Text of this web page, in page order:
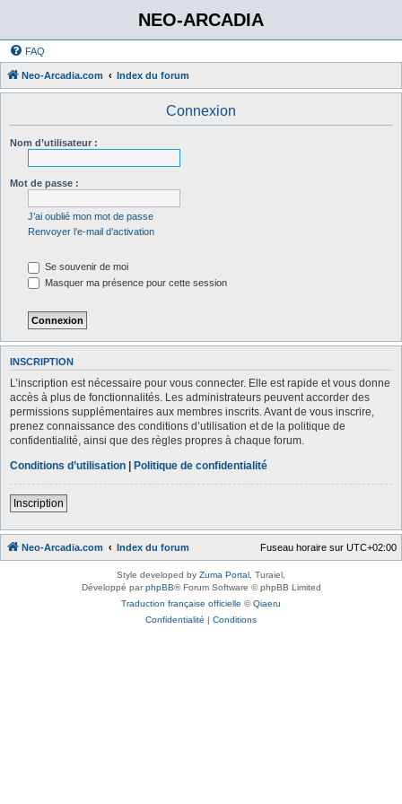
NEO-ARCADIA
FAQ
Neo-Arcadia.com Index du forum
Connexion
Nom d’utilisateur :
Mot de passe :
J’ai oublié mon mot de passe
Renvoyer l’e-mail d’activation
Se souvenir de moi
Masquer ma présence pour cette session
INSCRIPTION
L’inscription est nécessaire pour vous connecter. Elle est rapide et vous donne
accès à plus de fonctionnalités. Les administrateurs peuvent accorder des
permissions supplémentaires aux membres inscrits. Avant de vous inscrire,
prenez connaissance des conditions d’utilisation et de la politique de
confidentialité, ainsi que des règles propres à chaque forum.
Conditions d’utilisation | Politique de confidentialité
Inscription
Neo-Arcadia.com Index du forum Fuseau horaire sur UTC+02:00
Style developed by Zuma Portal , Turaiel,
Développé parphpBB® Forum Software © phpBB Limited
Traduction française officielle ©Qiaeru
Confidentialité | Conditions